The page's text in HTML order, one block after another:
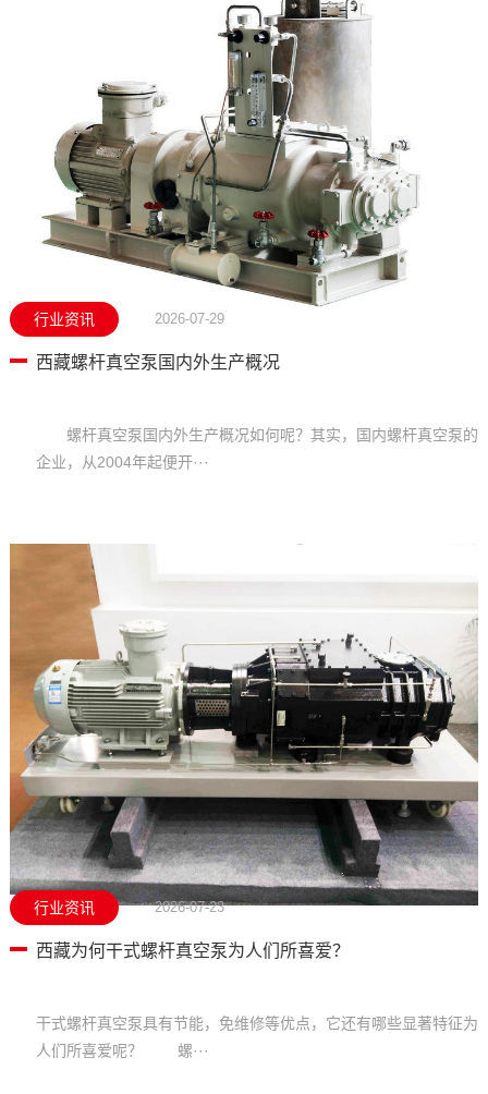
行业资讯 2026-07-29
西藏螺杆真空泵国内外生产概况
螺杆真空泵国内外生产概况如何呢？其实，国内螺杆真空泵的
企业，从2004年起便开···
行业资讯 2026-07-23
西藏为何干式螺杆真空泵为人们所喜爱？
干式螺杆真空泵具有节能，免维修等优点，它还有哪些显著特征为
人们所喜爱呢？ 螺···